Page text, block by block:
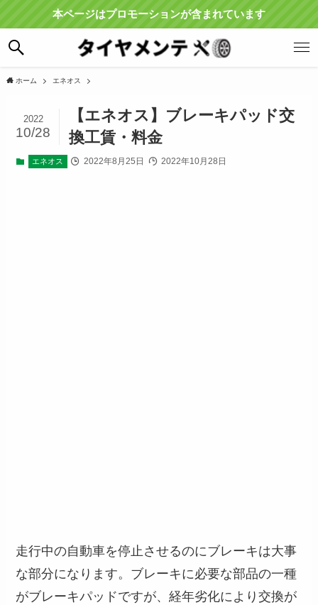
本ページはプロモーションが含まれています
ホーム エネオス
【エネオス】ブレーキパッド交
換工賃・料金
2022
10/28
エネオス 2022年8月25日 2022年10月28日
走行中の自動車を停止させるのにブレーキは大事
な部分になります。ブレーキに必要な部品の一種
がブレーキパッドですが、経年劣化により交換が